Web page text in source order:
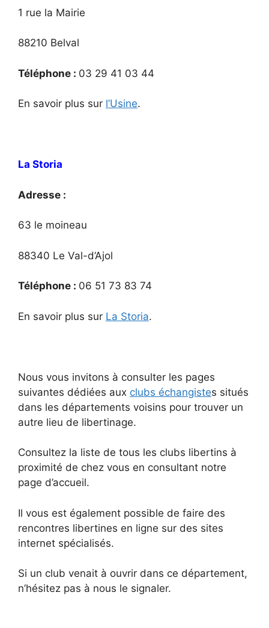
1 rue la Mairie
88210 Belval
Téléphone : 03 29 41 03 44
En savoir plus sur l’Usine.
La Storia
Adresse :
63 le moineau
88340 Le Val-d’Ajol
Téléphone : 06 51 73 83 74
En savoir plus sur La Storia.
Nous vous invitons à consulter les pages
suivantes dédiées aux clubs échangistes situés
dans les départements voisins pour trouver un
autre lieu de libertinage.
Consultez la liste de tous les clubs libertins à
proximité de chez vous en consultant notre
page d’accueil.
Il vous est également possible de faire des
rencontres libertines en ligne sur des sites
internet spécialisés.
Si un club venait à ouvrir dans ce département,
n’hésitez pas à nous le signaler.